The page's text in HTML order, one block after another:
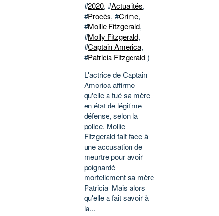
#2020, #Actualités,
#Procès, #Crime,
#Mollie Fitzgerald,
#Molly Fitzgerald,
#Captain America,
#Patricia Fitzgerald)
L'actrice de Captain
America affirme
qu'elle a tué sa mère
en état de légitime
défense, selon la
police. Mollie
Fitzgerald fait face à
une accusation de
meurtre pour avoir
poignardé
mortellement sa mère
Patricia. Mais alors
qu'elle a fait savoir à
la...